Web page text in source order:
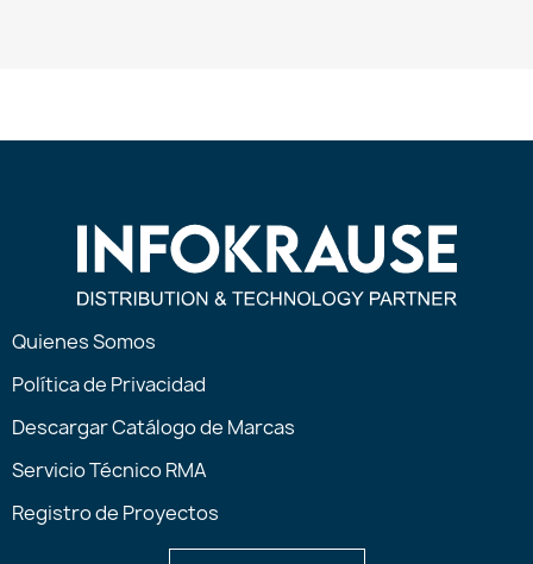
Quienes Somos
Política de Privacidad
Descargar Catálogo de Marcas
Servicio Técnico RMA
Registro de Proyectos